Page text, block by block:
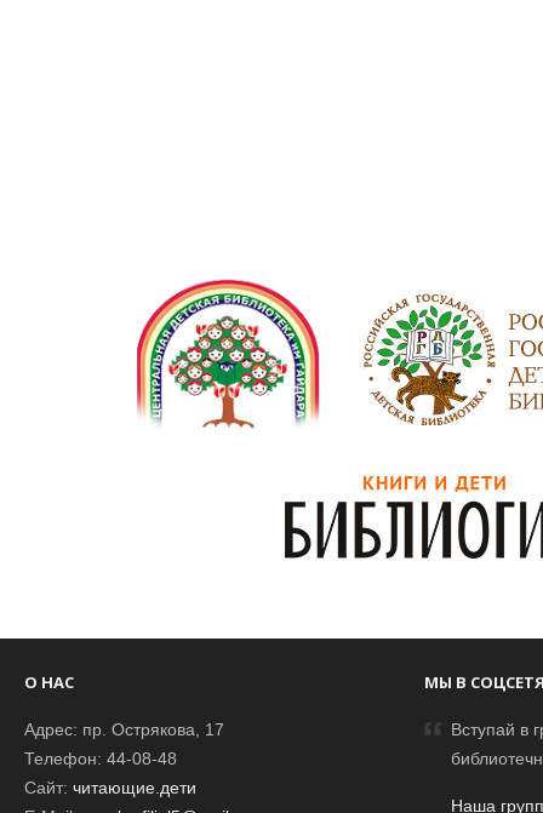
О НАС
Адрес: пр. Острякова, 17
Телефон: 44-08-48
Сайт: читающие.дети
МЫ В
Вступай в
Наша